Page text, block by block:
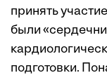
принять
были
подготовки.